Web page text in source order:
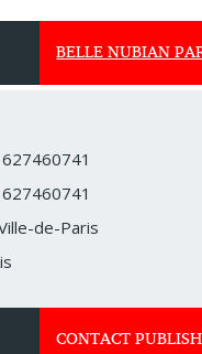
BELLE NUBIAN
de-Paris
CONTACT